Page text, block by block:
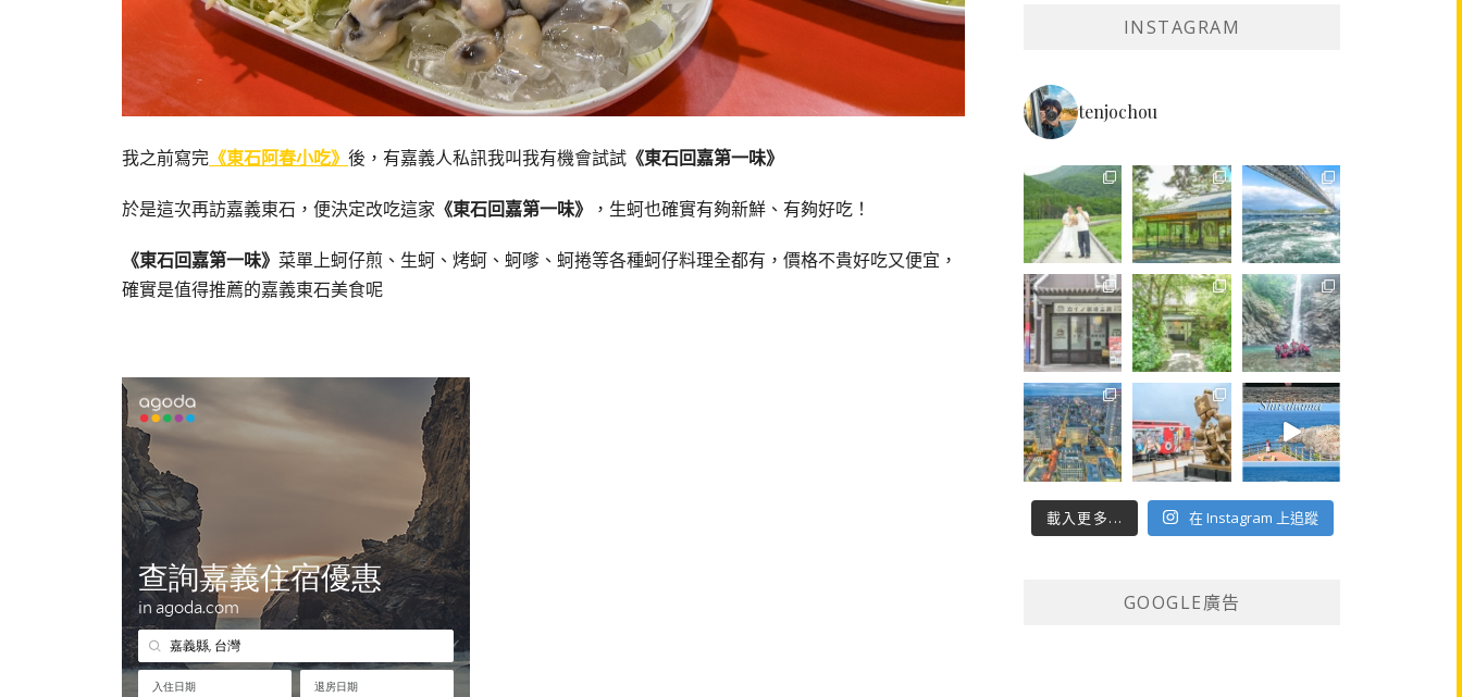
我之前寫完 《東石阿春小吃》 後，有嘉義人私訊我叫我有機會試試 《東石回嘉第一味》
於是這次再訪嘉義東石，便決定改吃這家 《東石回嘉第一味》 ，生蚵也確實有夠新鮮、有夠好吃！
《東石回嘉第一味》 菜單上蚵仔煎、生蚵、烤蚵、蚵嗲、蚵捲等各種蚵仔料理全都有，價格不貴好吃又便宜，
確實是值得推薦的嘉義東石美食呢
INSTAGRAM
tenjochou
載入更多... 在 Instagram 上追蹤
GOOGLE廣告